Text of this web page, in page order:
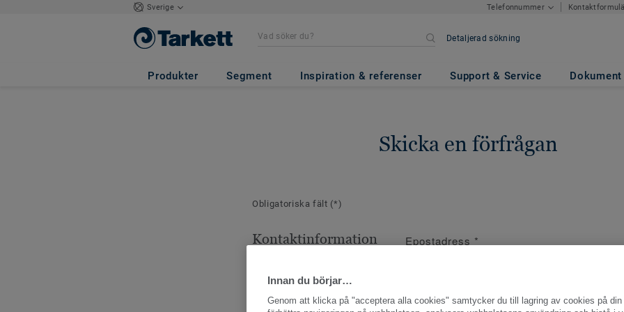
Sverige Telefonnummer
Detaljerad sökning
Produkter Segment Inspiration & referenser Support & Service Dokument
Skicka en förfrågan
Obligatoriska fält (*)
Kontaktinformation Epostadress *
Innan du börjar…
Genom att klicka på "acceptera alla cookies" samtycker du till lagring av cookies på